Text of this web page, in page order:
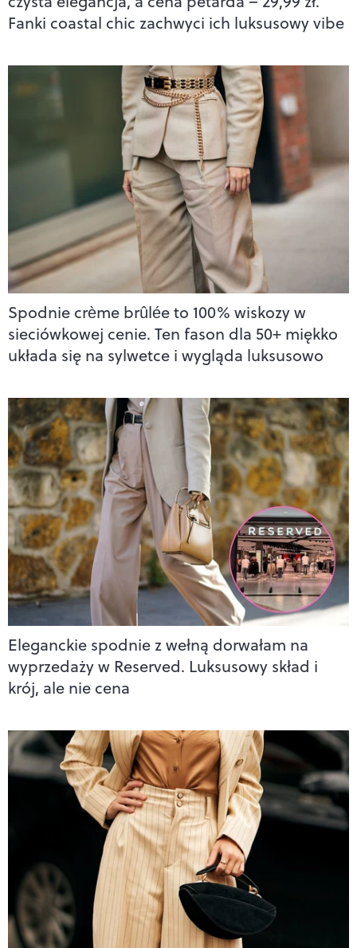
Fanki coastal chic zachwyci ich luksusowy vibe
Spodnie crème brûlée to 100% wiskozy w
sieciówkowej cenie. Ten fason dla 50+ miękko
układa się na sylwetce i wygląda luksusowo
Eleganckie spodnie z wełną dorwałam na
wyprzedaży w Reserved. Luksusowy skład i
krój, ale nie cena